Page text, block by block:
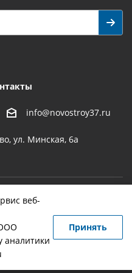
info@novostroy37.ru
ул. Минская, 6а
сайта
веб-
аналитики
Принять